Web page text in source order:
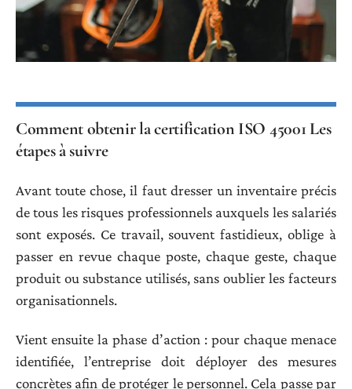
Comment obtenir la certification ISO 45001 Les
étapes à suivre
Avant toute chose, il faut dresser un inventaire précis
de tous les risques professionnels auxquels les salariés
sont exposés. Ce travail, souvent fastidieux, oblige à
passer en revue chaque poste, chaque geste, chaque
produit ou substance utilisés, sans oublier les facteurs
organisationnels.
Vient ensuite la phase d’action : pour chaque menace
identifiée, l’entreprise doit déployer des mesures
concrètes afin de protéger le personnel. Cela passe par